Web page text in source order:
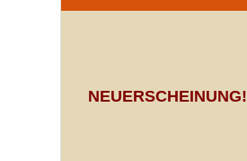
NEUERSCHEINUNG!